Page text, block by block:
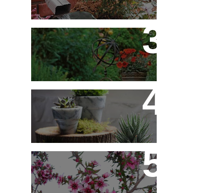
Flores em Meu Jardim o
Ano Todo
10 Novos Vasinhos na
Decoração - Parte 1
Érica Japonesa -
Aprenda a Cultivar